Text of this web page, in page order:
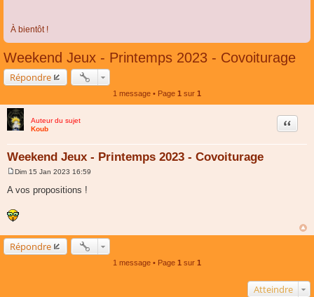
À bientôt !
Weekend Jeux - Printemps 2023 - Covoiturage
Répondre
1 message • Page 1 sur 1
Auteur du sujet
Koub
Weekend Jeux - Printemps 2023 - Covoiturage
Citer
s
a
g
Dim 15 Jan 2023 16:59
A vos propositions !
Répondre
1 message • Page 1 sur 1
Atteindre